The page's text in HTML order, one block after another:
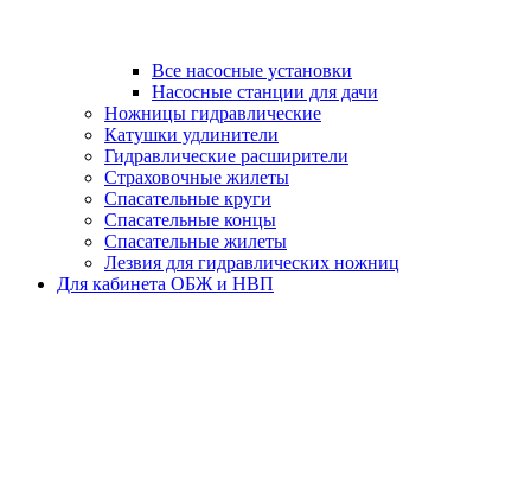
Все насосные установки
Насосные станции для дачи
Ножницы гидравлические
Катушки удлинители
Гидравлические расширители
Страховочные жилеты
Спасательные круги
Спасательные концы
Спасательные жилеты
Лезвия для гидравлических ножниц
Для кабинета ОБЖ и НВП